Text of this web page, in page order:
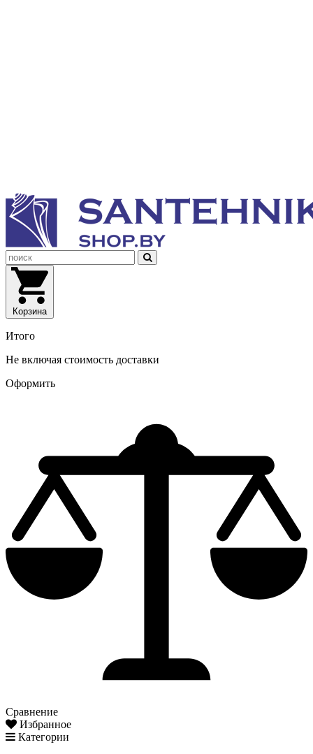
Корзина
Итого
Не включая стоимость доставки
Оформить
Сравнение
Избранное
Категории